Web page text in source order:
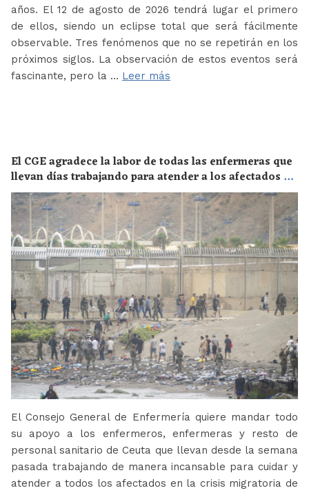
años. El 12 de agosto de 2026 tendrá lugar el primero
de ellos, siendo un eclipse total que será fácilmente
observable. Tres fenómenos que no se repetirán en los
próximos siglos. La observación de estos eventos será
fascinante, pero la … Leer más
El CGE agradece la labor de todas las enfermeras que
llevan días trabajando para atender a los afectados de
la crisis migratoria de Ceuta
El Consejo General de Enfermería quiere mandar todo
su apoyo a los enfermeros, enfermeras y resto de
personal sanitario de Ceuta que llevan desde la semana
pasada trabajando de manera incansable para cuidar y
atender a todos los afectados en la crisis migratoria de